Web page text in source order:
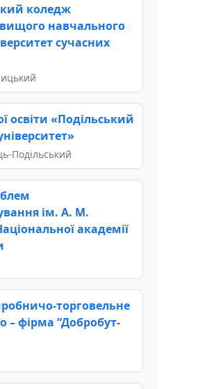
коледж
навчального
сучасних
освіти «Подільський
Подільський
ім. А. М.
академії
торговельне
– фірма “Добробут-